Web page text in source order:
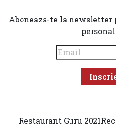
Aboneaza-te la
Restaurant Guru 2021